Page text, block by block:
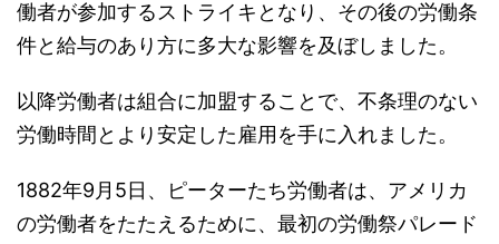
働者が参加するストライキとなり、その後の労働条
件と給与のあり方に多大な影響を及ぼしました。
以降労働者は組合に加盟することで、不条理のない
労働時間とより安定した雇用を手に入れました。
1882年9月5日、ピーターたち労働者は、アメリカ
の労働者をたたえるために、最初の労働祭パレード